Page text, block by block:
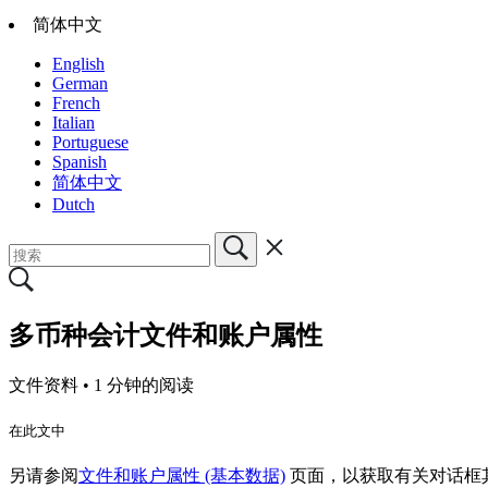
简体中文
English
German
French
Italian
Portuguese
Spanish
简体中文
Dutch
多币种会计文件和账户属性
文件资料 • 1 分钟的阅读
在此文中
另请参阅文件和账户属性 (基本数据) 页面， 以获取有关对话框